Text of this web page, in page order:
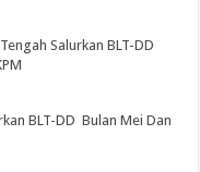
Salurkan BLT-DD
BLT-DD Bulan Mei Dan